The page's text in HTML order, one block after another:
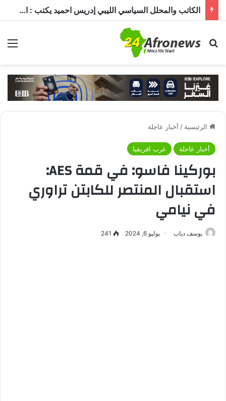
الكاتب والمحلل السياسي الليبي إدريس احميد يكتب : الكاميرون في ظل غياب بول بيا… قراءة في المشهد وأسباب الغياب ومآلات الأوضاع
بحث عن
الرئيسية / أخبار عاجلة
أخبار عاجلة غرب افريقيا
بوركينا فاسو: في قمة AES:
استقبال المنتصر للكابتن تراوري
في نيامي
يوسف دياب يوليو 6, 2024 241